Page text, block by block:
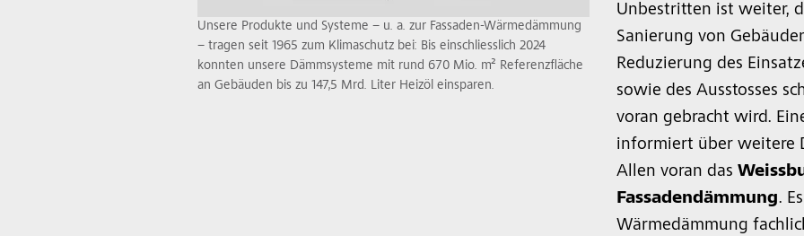
Unbestritten ist weiter,
Sanierung von
Reduzierung des
sowie des Ausstosses
voran gebracht wird.
informiert über weitere
Allen voran das Weiss
Fassadendämmung.
Wärmedämmung
Unsere Produkte und Systeme – u. a. zur Fassaden-Wärmedämmung
– tragen seit 1965 zum Klimaschutz bei: Bis einschliesslich 2024
konnten unsere Dämmsysteme mit rund 670 Mio. m² Referenzfläche
an Gebäuden bis zu 147,5 Mrd. Liter Heizöl einsparen.